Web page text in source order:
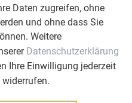
Daten zugreifen, ohne
und ohne dass Sie
Weitere
Datenschutzerklärung
Ihre Einwilligung jederzeit
widerrufen.
mit
Objekten. Oder